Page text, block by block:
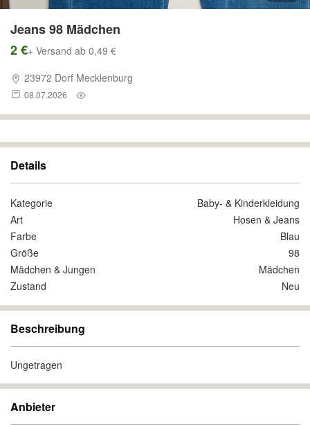
Jeans 98 Mädchen
2 €+ Versand ab 0,49 €
23972 Dorf Mecklenburg
08.07.2026
Details
Kategorie
Baby- & Kinderkleidung
Art
Hosen & Jeans
Farbe
Blau
Größe
98
Mädchen & Jungen
Mädchen
Zustand
Neu
Beschreibung
Ungetragen
Anbieter